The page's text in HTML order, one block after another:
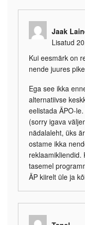
Jaak
Lisatud
Kui eesmärk on
nende juures
Ega see ikka
alternatiivse
eelistada ÄPO-
(sorry igava
nädalaleht, üks
ostame ikka
reklaamikliendid.
tasemel
ÄP kiirelt üle ja